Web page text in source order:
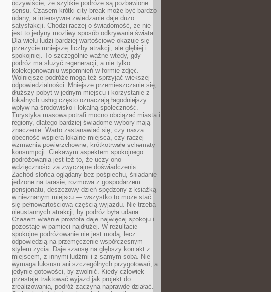
oczywiście, że szybkie podróże są pozbawione
sensu. Czasem krótki city break może być bardzo
udany, a intensywne zwiedzanie daje dużo
satysfakcji. Chodzi raczej o świadomość, że nie
jest to jedyny możliwy sposób odkrywania świata.
Dla wielu ludzi bardziej wartościowe okazuje się
przeżycie mniejszej liczby atrakcji, ale głębiej i
spokojniej. To szczególnie ważne wtedy, gdy
podróż ma służyć regeneracji, a nie tylko
kolekcjonowaniu wspomnień w formie zdjęć.
Wolniejsze podróże mogą też sprzyjać większej
odpowiedzialności. Mniejsze przemieszczanie się,
dłuższy pobyt w jednym miejscu i korzystanie z
lokalnych usług często oznaczają łagodniejszy
wpływ na środowisko i lokalną społeczność.
Turystyka masowa potrafi mocno obciążać miasta i
regiony, dlatego bardziej świadome wybory mają
znaczenie. Warto zastanawiać się, czy nasza
obecność wspiera lokalne miejsca, czy raczej
wzmacnia powierzchowne, krótkotrwałe schematy
konsumpcji. Ciekawym aspektem spokojnego
podróżowania jest też to, że uczy ono
wdzięczności za zwyczajne doświadczenia.
Zachód słońca oglądany bez pośpiechu, śniadanie
jedzone na tarasie, rozmowa z gospodarzem
pensjonatu, deszczowy dzień spędzony z książką
w nieznanym miejscu — wszystko to może stać
się pełnowartościową częścią wyjazdu. Nie trzeba
nieustannych atrakcji, by podróż była udana.
Czasem właśnie prostota daje najwięcej spokoju i
pozostaje w pamięci najdłużej. W rezultacie
spokojne podróżowanie nie jest modą, lecz
odpowiedzią na przemęczenie współczesnym
stylem życia. Daje szansę na głębszy kontakt z
miejscem, z innymi ludźmi i z samym sobą. Nie
wymaga luksusu ani szczególnych przygotowań, a
jedynie gotowości, by zwolnić. Kiedy człowiek
przestaje traktować wyjazd jak projekt do
zrealizowania, podróż zaczyna naprawdę działać.